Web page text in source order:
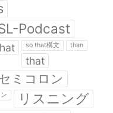
Podcast
so that構文 than
that
ミコロン
リスニング